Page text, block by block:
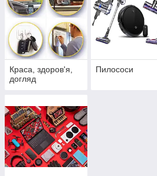
Краса, здоров'я,
догляд
Пилососи